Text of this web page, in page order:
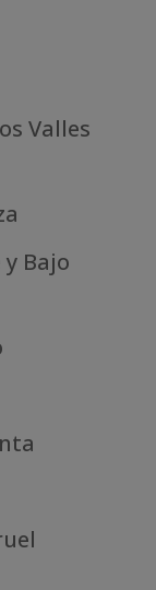
Valles
Bajo